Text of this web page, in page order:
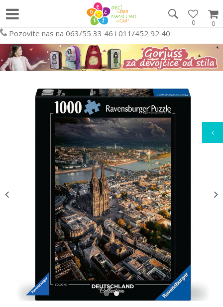
0
0
Pozovite nas na 063/55 33 46 i 011/452 92 40
1 2